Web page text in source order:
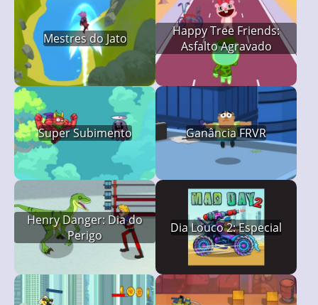
Mestres do Jato
Happy Tree Friends:
Asfalto Agravado
Super Subimento Ganância FRVR
Henry Danger: Dia do
Perigo
Dia Louco 2: Especial